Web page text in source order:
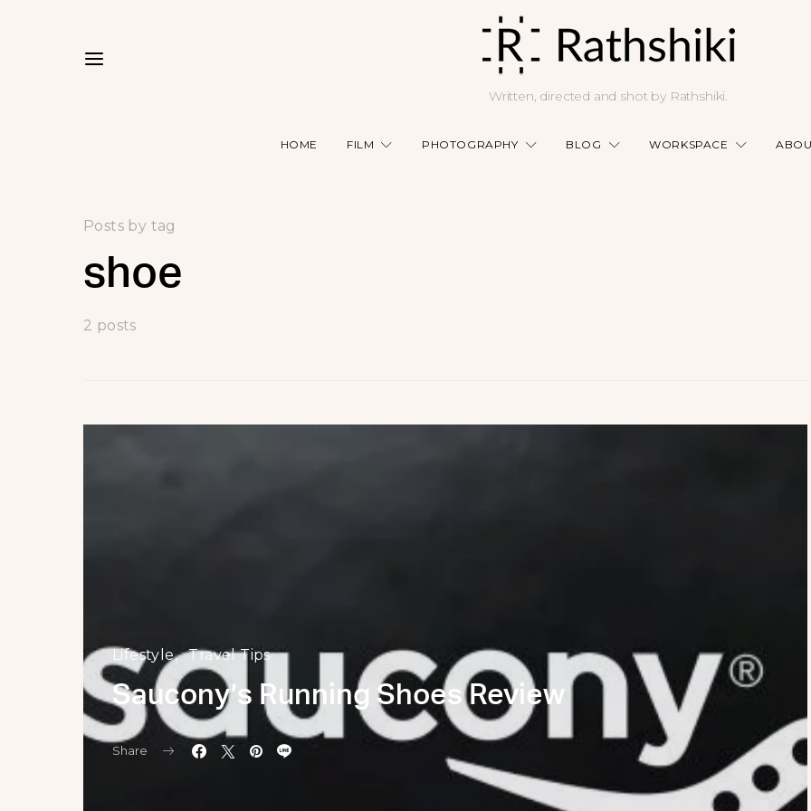
Written, directed and shot by Rathshiki.
HOME FILM PHOTOGRAPHY BLOG WORKSPACE
Posts by tag
shoe
2 posts
Lifestyle Travel Tips
Saucony’s Running Shoes Review
Share